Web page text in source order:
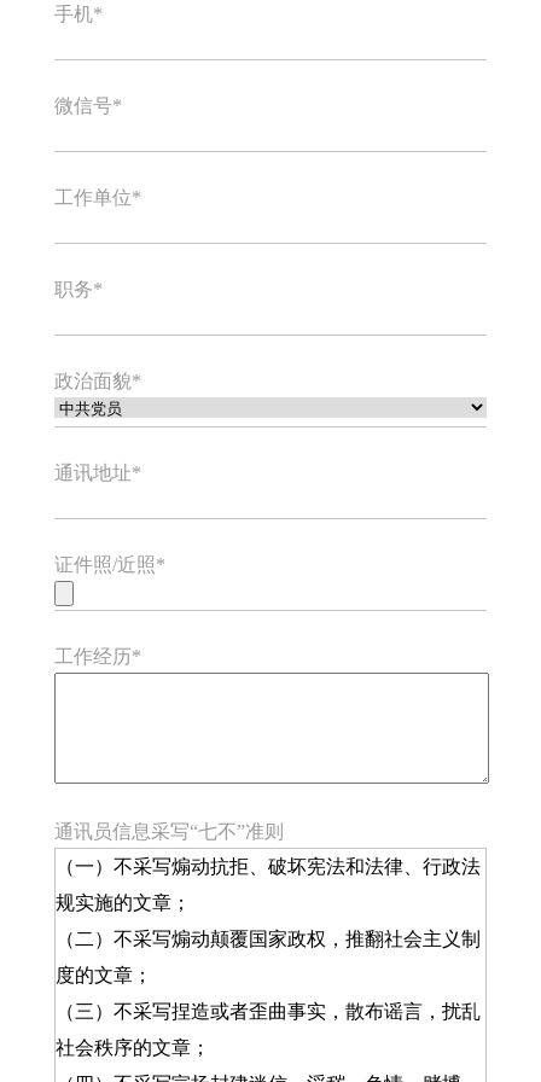
手机*
微信号*
工作单位*
职务*
政治面貌*
通讯地址*
证件照/近照*
工作经历*
通讯员信息采写“七不”准则
（一）不采写煽动抗拒、破坏宪法和法律、行政法
规实施的文章；
（二）不采写煽动颠覆国家政权，推翻社会主义制
度的文章；
（三）不采写捏造或者歪曲事实，散布谣言，扰乱
社会秩序的文章；